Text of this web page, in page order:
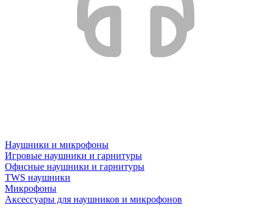
Наушники и микрофоны
Игровые наушники и гарнитуры
Офисные наушники и гарнитуры
TWS наушники
Микрофоны
Аксессуары для наушников и микрофонов